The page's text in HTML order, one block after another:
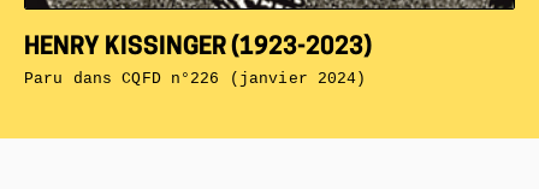
HENRY KISSINGER (1923-2023)
Paru dansCQFD n°226 (janvier 2024)